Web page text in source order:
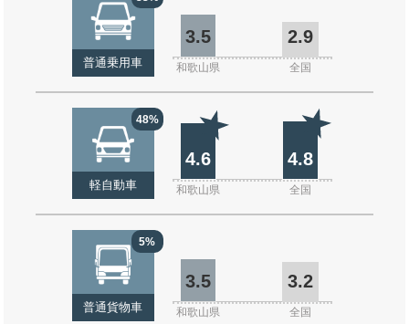
普通乗用車
3.5 2.9
和歌山県 全国
48%
軽自動車
4.6 4.8
和歌山県 全国
5%
普通貨物車
3.5 3.2
和歌山県 全国